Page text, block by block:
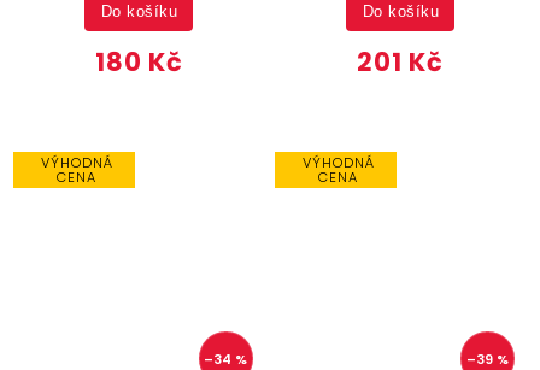
180 Kč
Do košíku
201 Kč
Do košíku
VÝHODNÁ
CENA
–34 %
VÝHODNÁ
CENA
–39 %